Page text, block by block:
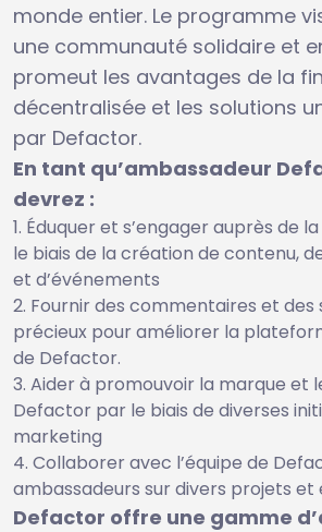
monde entier. Le programme
une communauté solidaire et
promeut les avantages de la
décentralisée et les solutions
par Defactor.
En tant qu’ambassadeur
devrez :
Éduquer et s’engager auprès de
le biais de la création de contenu,
et d’événements
Fournir des commentaires et des
précieux pour améliorer la
de Defactor.
Aider à promouvoir la marque et
Defactor par le biais de diverses
marketing
Collaborer avec l’équipe de
ambassadeurs sur divers projets et
Defactor offre une gamme